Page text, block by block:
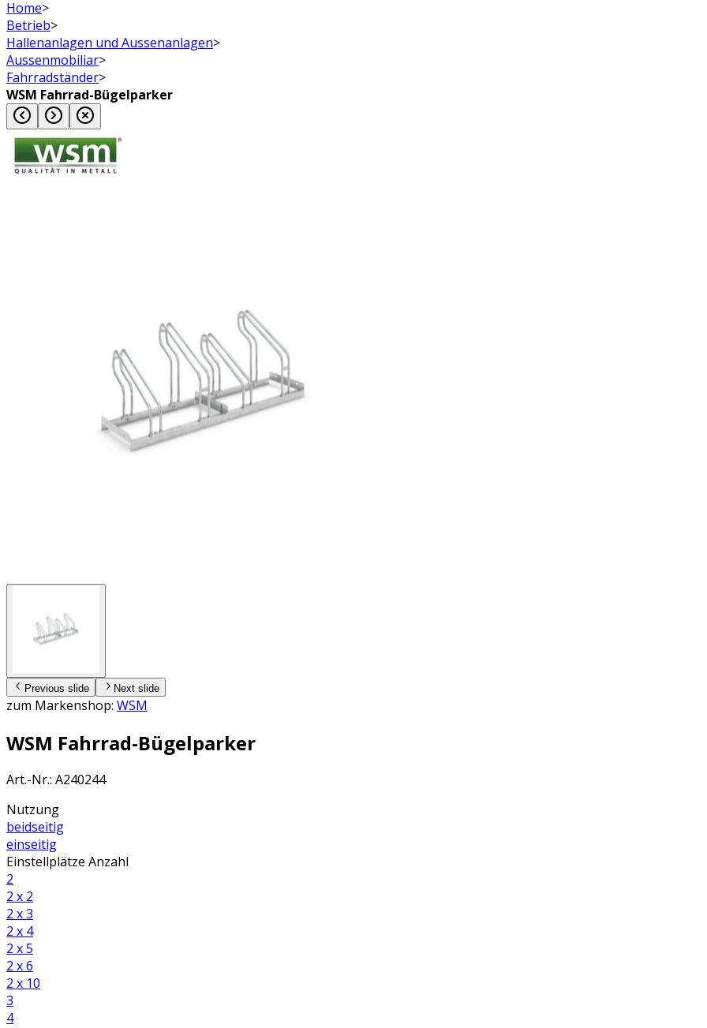
Home>
Betrieb>
Hallenanlagen und Aussenanlagen>
Aussenmobiliar>
Fahrradständer>
WSM Fahrrad-Bügelparker
Previous slide Next slide
zum Markenshop: WSM
WSM Fahrrad-Bügelparker
Art.-Nr.: A240244
Nutzung
beidseitig
einseitig
Einstellplätze Anzahl
2
2 x 2
2 x 3
2 x 4
2 x 5
2 x 6
2 x 10
3
4